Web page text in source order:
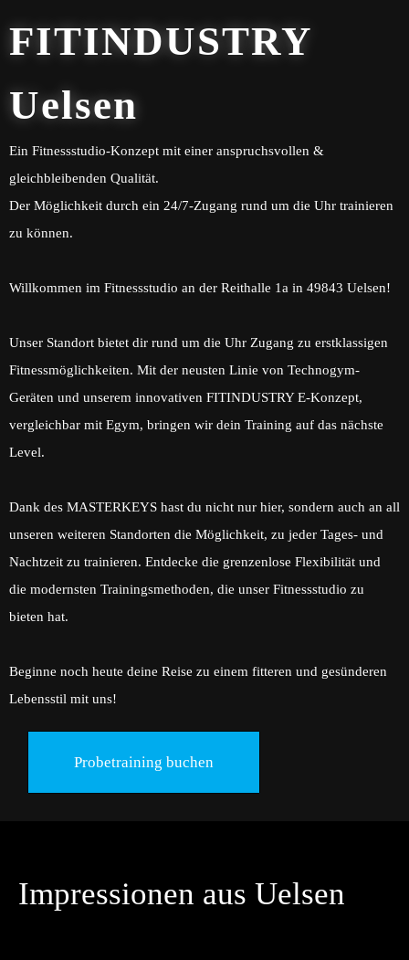
FITINDUSTRY
Uelsen
Ein Fitnessstudio-Konzept mit einer anspruchsvollen &
gleichbleibenden Qualität.
Der Möglichkeit durch ein 24/7-Zugang rund um die Uhr trainieren
zu können.
Willkommen im Fitnessstudio an der Reithalle 1a in 49843 Uelsen!
Unser Standort bietet dir rund um die Uhr Zugang zu erstklassigen
Fitnessmöglichkeiten. Mit der neusten Linie von Technogym-
Geräten und unserem innovativen FITINDUSTRY E-Konzept,
vergleichbar mit Egym, bringen wir dein Training auf das nächste
Level.
Dank des MASTERKEYS hast du nicht nur hier, sondern auch an all
unseren weiteren Standorten die Möglichkeit, zu jeder Tages- und
Nachtzeit zu trainieren. Entdecke die grenzenlose Flexibilität und
die modernsten Trainingsmethoden, die unser Fitnessstudio zu
bieten hat.
Beginne noch heute deine Reise zu einem fitteren und gesünderen
Lebensstil mit uns!
Probetraining buchen
Impressionen aus Uelsen